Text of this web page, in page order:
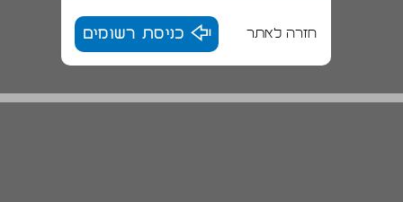
חזרה לאתר כניסת רשומים